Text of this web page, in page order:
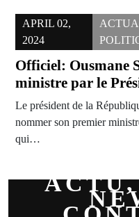
APRIL 02,
2024
Officiel: Ousmane
ministre par le
Le président de la
nommer son premier
qui…